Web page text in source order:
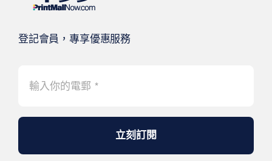
登記會員，專享優惠服務
立刻訂閱